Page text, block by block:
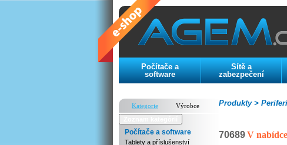
Počítače a
software
Sítě a
zabezpečení
Kategorie
Výrobce
Počítače a software
Tablety a příslušenství
Produkty >
70689V nabídce